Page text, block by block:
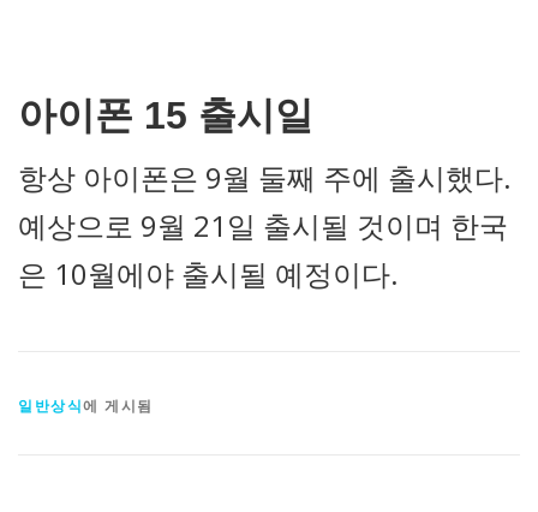
아이폰 15 출시일
항상 아이폰은 9월 둘째 주에 출시했다.
예상으로 9월 21일 출시될 것이며 한국
은 10월에야 출시될 예정이다.
일반상식에 게시됨